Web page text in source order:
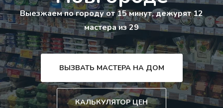
Выезжаем по городу от 15 минут, дежурят 12
мастера из 29
ВЫЗВАТЬ МАСТЕРА НА ДОМ
КАЛЬКУЛЯТОР ЦЕН